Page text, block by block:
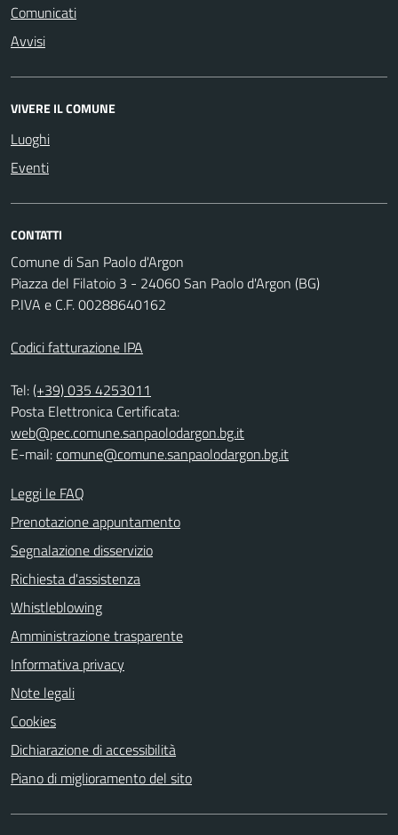
Comunicati
Avvisi
VIVERE IL COMUNE
Luoghi
Eventi
CONTATTI
Comune di San Paolo d'Argon
Piazza del Filatoio 3 - 24060 San Paolo d'Argon (BG)
P.IVA e C.F. 00288640162
Codici fatturazione IPA
Tel:(+39) 035 4253011
Posta Elettronica Certificata:
web@pec.comune.sanpaolodargon.bg.it
E-mail:comune@comune.sanpaolodargon.bg.it
Leggi le FAQ
Prenotazione appuntamento
Segnalazione disservizio
Richiesta d'assistenza
Whistleblowing
Amministrazione trasparente
Informativa privacy
Note legali
Cookies
Dichiarazione di accessibilità
Piano di miglioramento del sito